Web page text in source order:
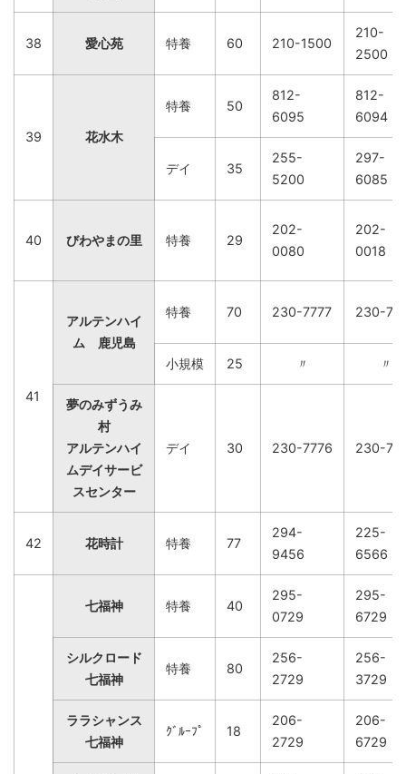
38 愛心苑 特養 60 210-1500
210-
2500
39 花水木
特養 50
812-
6095
812-
6094
デイ 35
255-
5200
297-
6085
40 びわやまの里 特養 29
202-
0080
202-
0018
41
アルテンハイ
ム 鹿児島
特養 70 230-7777 230-
小規模 25 〃 〃
夢のみずうみ
村
アルテンハイ
ムデイサービ
スセンター
デイ 30 230-7776 230-
42 花時計 特養 77
294-
9456
225-
6566
七福神 特養 40
295-
0729
295-
6729
シルクロード
七福神
特養 80
256-
2729
256-
3729
ララシャンス
七福神
ｸﾞﾙｰﾌﾟ 18
206-
2729
206-
6729